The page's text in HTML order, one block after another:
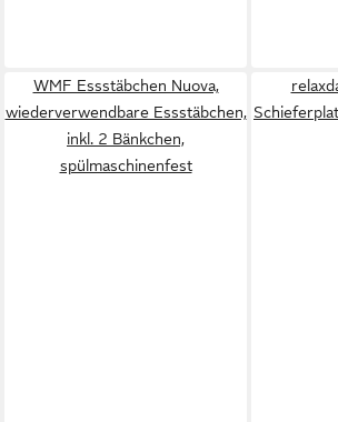
WMF Essstäbchen Nuova,
wiederverwendbare Essstäbchen,
inkl. 2 Bänkchen,
spülmaschinenfest